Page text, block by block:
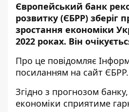
Європейський банк
розвитку (ЄБРР) зберіг
зростання економіки
2022 роках. Він
Про це повідомляє
посиланням на сайт ЄБРР.
Згідно з прогнозом
економіки сприятиме